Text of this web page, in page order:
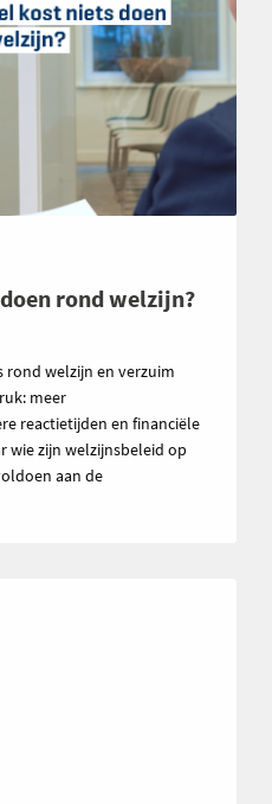
rond welzijn?
rond welzijn en verzuim
meer
reactietijden en financiële
wie zijn welzijnsbeleid op
aan de